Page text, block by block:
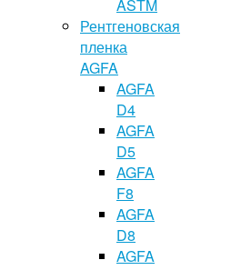
ASTM
Рентгеновская
пленка
AGFA
AGFA
D4
AGFA
D5
AGFA
F8
AGFA
D8
AGFA